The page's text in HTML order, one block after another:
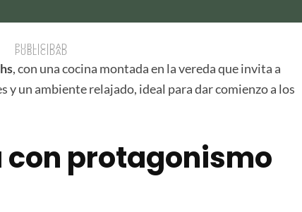
PUBLICIDAD
PUBLICIDAD
, con una cocina montada en la vereda que invita a
y un ambiente relajado, ideal para dar comienzo a los
protagonismo